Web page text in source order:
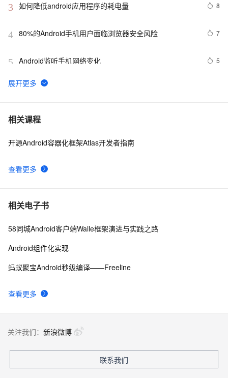
3 如何降低android应用程序的耗电量 8
4 80%的Android手机用户面临浏览器安全风险 7
5 Android监听手机网络变化 5
6
Android Application Foundamentals(yaozq翻译，仅供
7 Android中startActivity中的permission检测与UID机制
8 【Magisk模块】禁用Android 11-12应用文件夹限制
9 Android Socket与服务器通信通用Demo
10
相关课程
查看更多
开源Android容器化框架Atlas开发者指南
相关电子书
查看更多
58同城Android客户端Walle框架演进与实践之路
Android组件化实现
蚂蚁聚宝Android秒级编译——Freeline
关注我们： 新浪微博
联系我们